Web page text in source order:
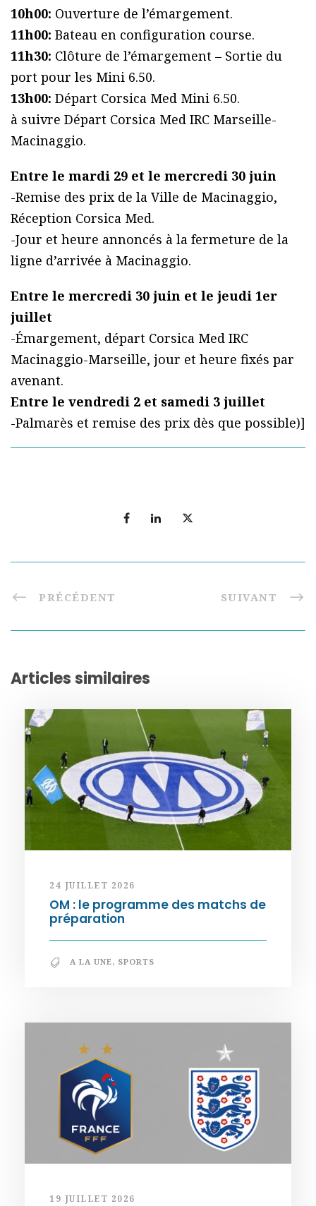
10h00: Ouverture de l’émargement.
11h00: Bateau en configuration course.
11h30: Clôture de l’émargement – Sortie du
port pour les Mini 6.50.
13h00: Départ Corsica Med Mini 6.50.
à suivre Départ Corsica Med IRC Marseille-
Macinaggio.
Entre le mardi 29 et le mercredi 30 juin
-Remise des prix de la Ville de Macinaggio,
Réception Corsica Med.
-Jour et heure annoncés à la fermeture de la
ligne d’arrivée à Macinaggio.
Entre le mercredi 30 juin et le jeudi 1er
juillet
-Émargement, départ Corsica Med IRC
Macinaggio-Marseille, jour et heure fixés par
avenant.
Entre le vendredi 2 et samedi 3 juillet
-Palmarès et remise des prix dès que possible)]
PRÉCÉDENT SUIVANT
Articles similaires
24 JUILLET 2026
OM : le programme des matchs de
préparation
A LA UNE, SPORTS
19 JUILLET 2026